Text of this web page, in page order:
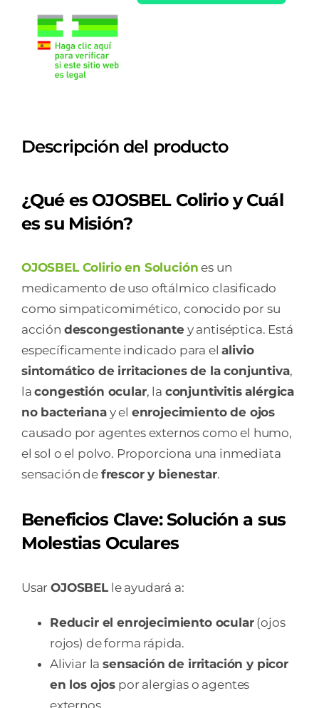
MG/ML
+
0,08
SOLUCION
FRASCO
ML
Descripción del producto
¿Qué es OJOSBEL Colirio y Cuál
es su Misión?
OJOSBEL Colirio en Solución es un
medicamento de uso oftálmico clasificado
como simpaticomimético, conocido por su
acción descongestionantey antiséptica. Está
específicamente indicado para elalivio
sintomático de irritaciones de la conjuntiva,
lacongestión ocular, la conjuntivitis alérgica
no bacterianay el enrojecimiento de ojos
causado por agentes externos como el humo,
el sol o el polvo. Proporciona una inmediata
sensación de frescor y bienestar.
Beneficios Clave: Solución a sus
Molestias Oculares
UsarOJOSBELle ayudará a:
Reducir el enrojecimiento ocular(ojos
rojos) de forma rápida.
Aliviar lasensación de irritación y picor
en los ojos por alergias o agentes